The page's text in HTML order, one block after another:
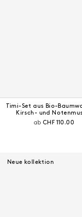
Timi-Set aus Bio-
Kirsch- und
abAktueller
CHF 110.00
Neue kollektion